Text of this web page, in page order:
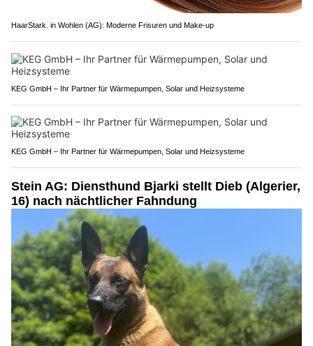
HaarStark. in Wohlen (AG): Moderne Frisuren und Make-up
KEG GmbH – Ihr Partner für Wärmepumpen, Solar und Heizsysteme
KEG GmbH – Ihr Partner für Wärmepumpen, Solar und Heizsysteme
Stein AG: Diensthund Bjarki stellt Dieb (Algerier,
16) nach nächtlicher Fahndung